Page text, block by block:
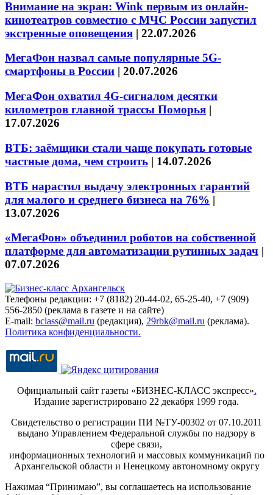
Внимание на экран: Wink первым из онлайн-
кинотеатров совместно с МЧС России запустил
экстренные оповещения | 22.07.2026
МегаФон назвал самые популярные 5G-
смартфоны в России | 20.07.2026
МегаФон охватил 4G-сигналом десятки
километров главной трассы Поморья |
17.07.2026
ВТБ: заёмщики стали чаще покупать готовые
частные дома, чем строить | 14.07.2026
ВТБ нарастил выдачу электронных гарантий
для малого и среднего бизнеса на 76% |
13.07.2026
«МегаФон» объединил роботов на собственной
платформе для автоматизации рутинных задач |
07.07.2026
Телефоны редакции: +7 (8182) 20-44-02, 65-25-40, +7 (909)
556-2850 (реклама в газете и на сайте)
E-mail: bclass@mail.ru (редакция), 29rbk@mail.ru (реклама).
Политика конфиденциальности.
Официальный сайт газеты «БИЗНЕС-КЛАСС экспресс».
Издание зарегистрировано 22 декабря 1999 года.
Свидетельство о регистрации ПИ №ТУ-00302 от 07.10.2011
выдано Управлением Федеральной службы по надзору в
сфере связи,
информационных технологий и массовых коммуникаций по
Архангельской области и Ненецкому автономному округу
Нажимая “Принимаю”, вы соглашаетесь на использование